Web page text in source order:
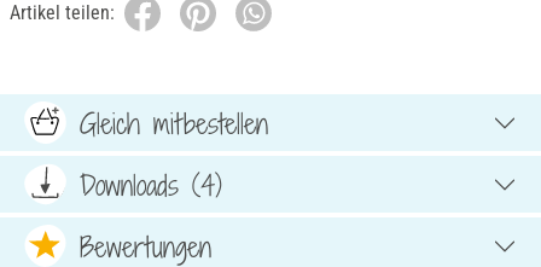
Artikel teilen:
Gleich mitbestellen
Downloads (4)
Bewertungen